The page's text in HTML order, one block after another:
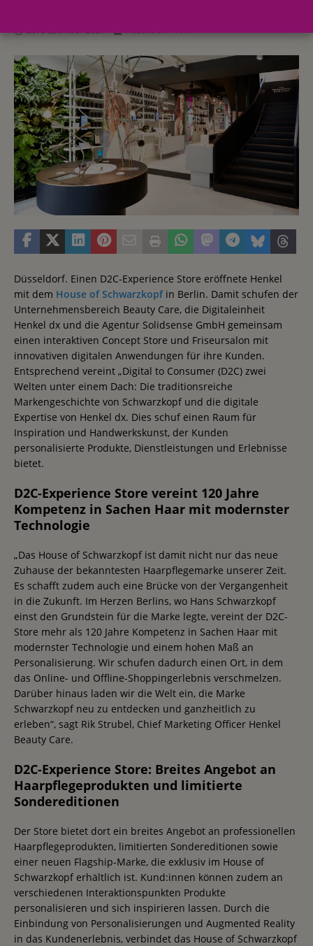
Düsseldorf. Einen D2C-Experience Store eröffnete Henkel
mit dem House of Schwarzkopfin Berlin. Damit schufen der
Unternehmensbereich Beauty Care, die Digitaleinheit
Henkel dx und die Agentur Solidsense GmbH gemeinsam
einen interaktiven Concept Store und Friseursalon mit
innovativen digitalen Anwendungen für ihre Kunden.
Entsprechend vereint „Digital to Consumer (D2C) zwei
Welten unter einem Dach: Die traditionsreiche
Markengeschichte von Schwarzkopf und die digitale
Expertise von Henkel dx. Dies schuf einen Raum für
Inspiration und Handwerkskunst, der Kunden
personalisierte Produkte, Dienstleistungen und Erlebnisse
bietet.
D2C-Experience Store vereint 120 Jahre
Kompetenz in Sachen Haar mit modernster
Technologie
„Das House of Schwarzkopf ist damit nicht nur das neue
Zuhause der bekanntesten Haarpflegemarke unserer Zeit.
Es schafft zudem auch eine Brücke von der Vergangenheit
in die Zukunft. Im Herzen Berlins, wo Hans Schwarzkopf
einst den Grundstein für die Marke legte, vereint der D2C-
Store mehr als 120 Jahre Kompetenz in Sachen Haar mit
modernster Technologie und einem hohen Maß an
Personalisierung. Wir schufen dadurch einen Ort, in dem
das Online- und Offline-Shoppingerlebnis verschmelzen.
Darüber hinaus laden wir die Welt ein, die Marke
Schwarzkopf neu zu entdecken und ganzheitlich zu
erleben“, sagt Rik Strubel, Chief Marketing Officer Henkel
Beauty Care.
D2C-Experience Store: Breites Angebot an
Haarpflegeprodukten und limitierte
Sondereditionen
Der Store bietet dort ein breites Angebot an professionellen
Haarpflegeprodukten, limitierten Sondereditionen sowie
einer neuen Flagship-Marke, die exklusiv im House of
Schwarzkopf erhältlich ist. Kund:innen können zudem an
verschiedenen Interaktionspunkten Produkte
personalisieren und sich inspirieren lassen. Durch die
Einbindung von Personalisierungen und Augmented Reality
in das Kundenerlebnis, verbindet das House of Schwarzkopf